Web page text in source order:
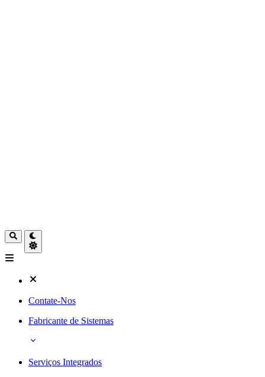
Contate-Nos
Fabricante de Sistemas
Serviços Integrados